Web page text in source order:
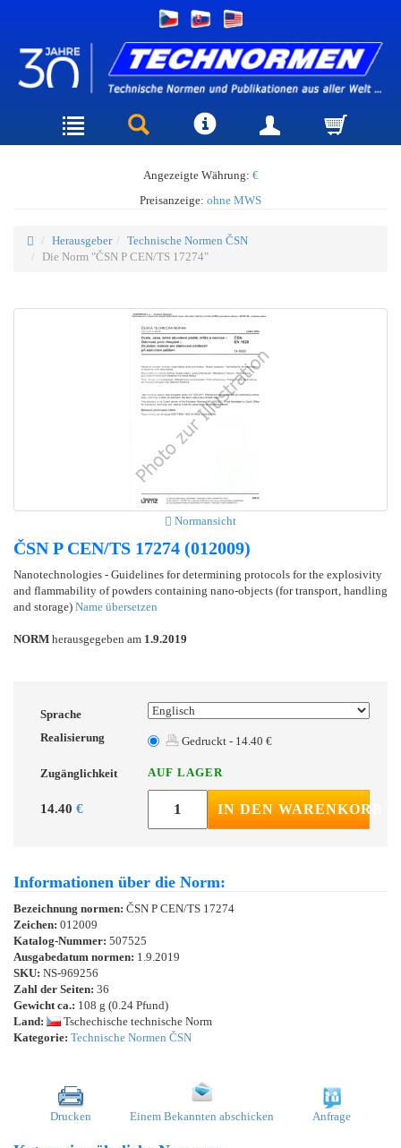
Angezeigte Währung: €
Preisanzeige: ohne MWS
Herausgeber
Technische Normen ČSN
Die Norm "ČSN P CEN/TS 17274"
Normansicht
ČSN P CEN/TS 17274 (012009)
Nanotechnologies - Guidelines for determining protocols for the explosivity
and flammability of powders containing nano-objects (for transport, handling
and storage) Name übersetzen
NORM herausgegeben am 1.9.2019
Sprache
Realisierung
Gedruckt - 14.40 €
Zugänglichkeit AUF LAGER
14.40 € IN DEN WARENKORB
Informationen über die Norm:
Bezeichnung normen: ČSN P CEN/TS 17274
Zeichen: 012009
Katalog-Nummer: 507525
Ausgabedatum normen: 1.9.2019
SKU: NS-969256
Zahl der Seiten: 36
Gewicht ca.: 108 g (0.24 Pfund)
Land:
Tschechische technische Norm
Kategorie: Technische Normen ČSN
Drucken Einem Bekannten abschicken Anfrage